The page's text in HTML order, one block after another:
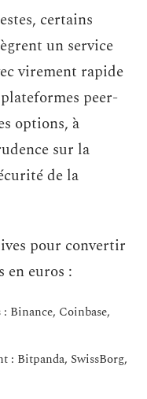
certains
un service
virement rapide
peer-
options, à
sur la
de la
pour convertir
en euros :
: Binance, Coinbase,
: Bitpanda, SwissBorg,